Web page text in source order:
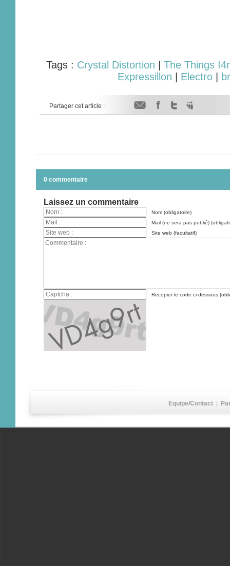
Tags : Crystal Distortion
The Things
Expressillon
Electro|
Partager cet article :
0 commentaire
Laissez un commentaire
Nom (obligatoire)
Mail (ne sera pas publié)
Site web (facultatif)
Recopier le code ci-dessous
Equipe/Contact